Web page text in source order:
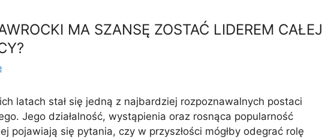
MA SZANSĘ ZOSTAĆ LIDEREM CAŁEJ
latach stał się jedną z najbardziej rozpoznawalnych postaci
Jego działalność, wystąpienia oraz rosnąca popularność
pojawiają się pytania, czy w przyszłości mógłby odegrać rolę